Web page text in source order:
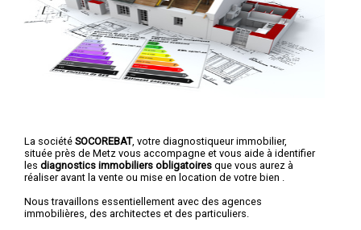
La société SOCOREBAT, votre diagnostiqueur immobilier,
située près de Metz vous accompagne et vous aide à identifier
les diagnostics immobiliers obligatoires que vous aurez à
réaliser avant la vente ou mise en location de votre bien .
Nous travaillons essentiellement avec des agences
immobilières, des architectes et des particuliers.